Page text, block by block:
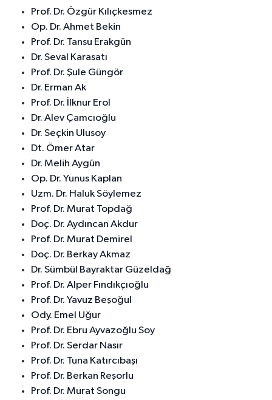
Prof. Dr. Özgür Kılıçkesmez
Op. Dr. Ahmet Bekin
Prof. Dr. Tansu Erakgün
Dr. Seval Karasatı
Prof. Dr. Şule Güngör
Dr. Erman Ak
Prof. Dr. İlknur Erol
Dr. Alev Çamcıoğlu
Dr. Seçkin Ulusoy
Dt. Ömer Atar
Dr. Melih Aygün
Op. Dr. Yunus Kaplan
Uzm. Dr. Haluk Söylemez
Prof. Dr. Murat Topdağ
Doç. Dr. Aydıncan Akdur
Prof. Dr. Murat Demirel
Doç. Dr. Berkay Akmaz
Dr. Sümbül Bayraktar Güzeldağ
Prof. Dr. Alper Fındıkçıoğlu
Prof. Dr. Yavuz Beşoğul
Ody. Emel Uğur
Prof. Dr. Ebru Ayvazoğlu Soy
Prof. Dr. Serdar Nasır
Prof. Dr. Tuna Katırcıbaşı
Prof. Dr. Berkan Reşorlu
Prof. Dr. Murat Songu